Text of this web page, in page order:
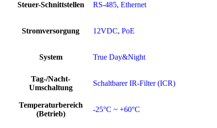
Steuer-Schnittstellen RS-485, Ethernet
Stromversorgung 12VDC, PoE
System True Day&Night
Tag-/Nacht-
Umschaltung
Schaltbarer IR-Filter (ICR)
Temperaturbereich
(Betrieb)
-25°C ~ +60°C